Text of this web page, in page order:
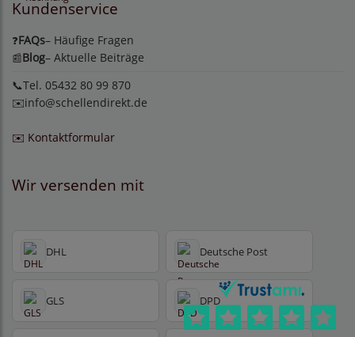
Kundenservice
❓FAQs– Häufige Fragen
📰Blog– Aktuelle Beiträge
📞Tel. 05432 80 99 870
✉️info@schellendirekt.de
✉️ Kontaktformular
Wir versenden mit
DHL Deutsche Post
GLS DPD